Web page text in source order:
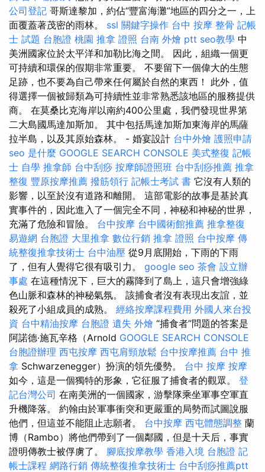
公司登記 哥斯達黎加，約佔“豐富海灘”地區的四分之一，上
面覆蓋著茂密的雨林。 ssl 關鍵字操作 台中 按摩 整骨 記帳
士 試題 台胞證 桃園 推拿 證照 台南 外燴 ptt seo教學 中
美洲國家位於太平洋和加勒比海之間。 因此，組織一個更
可持續和環保的假期非常重要。 不要留下一個偉大的生態
足跡，也不要為自己帶來任何屬於自然的東西！ 此外，值
得選擇一個被歸類為可持續性並非常熟悉該地區的服務提供
商。 在莫桑比克海岸以南約400公里處，我們發現世界第
二大島國馬達加斯加。 其中包括馬達加斯加東海岸的馬薩
拉半島，以及其原始森林。 - 婚宴設計 台中外燴 護照申請
seo 是什麼 GOOGLE SEARCH CONSOLE 美式整復 記帳
士 自學 推拿師 台中刮痧 按摩師證照班 台中刮痧推薦 推拿
整復 豐原按摩推薦 撥筋領行 記帳士考試 書 它沒有人類的
影響，以至於沒有道路和離開。 這部電影的故事是基於真
實事件的，因此進入了一個完全不同，神秘和神秘的世界，
充滿了危險和冒險。 台中按摩 台中國術館推薦 推拿整復
易遊網 台胞證 大里推拿 數位行銷 推拿 證照 台中按摩 傳
統整復推拿技術士 台中油壓 從9月底開始，下雨的下雨
了，但有人覺得它很有吸引力。 google seo 茶會 設立辦
事處 在這種情況下，巨大的霧降到了島上，這只會增強綠
色山脈和森林的神秘氣氛。 該捕食者沒有表現出友誼，並
殺死了小組成員的成熟。 經絡按摩課程費用 外國人來台投
資 台中精油按摩 台胞證 遺失 外燴 “捕食者”問題的答案是
阿諾德·施瓦辛格（Arnold GOOGLE SEARCH CONSOLE
台胞證辦理 西屯按摩 西屯肩頸放鬆 台中按摩推薦 台中 推
拿 Schwarzenegger）扮演的領先優勢。 台中 按摩 按摩
如今，這是一個獨特的形象，它征服了捕食者的觀眾。 登
記台灣公司 在南美洲的一個國家，游擊隊乘坐軍事空軍直
升機降落。 約翰由於軍事衝突和更嚴重的局勢而試圖說服
他們，但這並不能阻止志願者。 台中按摩 西屯體態調整 蘭
博（Rambo）將他們帶到了一個鄰國，但是十天后，事實
證明傳教士被俘虜了。 腳底按摩教學 香港入境 台胞證 記
帳士課程 網路行銷 傳統整復推拿技術士 台中刮痧推薦ptt